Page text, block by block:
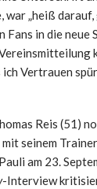
war „heiß darauf,
Fans in die neue
Vertrauen
Reis (51)
seinem
am 23.
-Interview